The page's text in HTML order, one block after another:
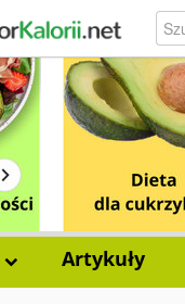
Artykuły